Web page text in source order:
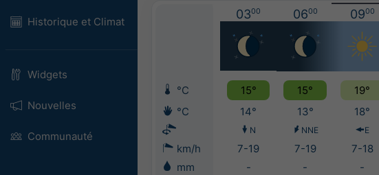
Historique et Climat
Widgets
Nouvelles
Communauté
0300 0600 0900
°C 15° 15° 19°
°C
14° 13° 18°
N NNE E
km/h 7-19 7-19 7-18
mm
- - -